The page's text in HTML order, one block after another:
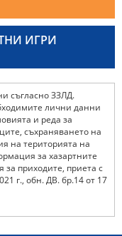
ИГРИ
съгласно ЗЗЛД.
лични данни
и реда за
съхраняването на
на територията на
за хазартните
приходите, приета с
г., обн. ДВ. бр.14 от 17